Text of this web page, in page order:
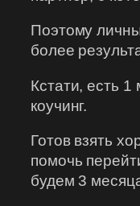
Поэтому
более
Кстати, есть
коучинг.
Готов взять
помочь
будем 3